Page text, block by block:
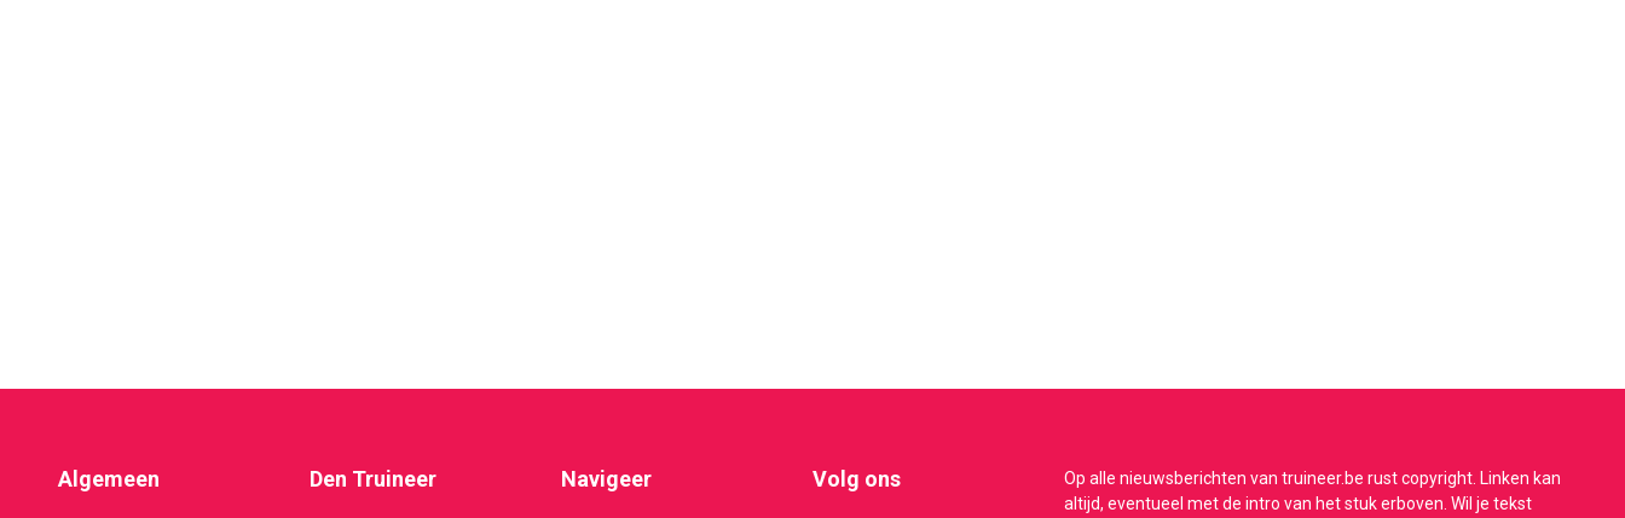
Algemeen Den Truineer Navigeer Volg ons
Op alle nieuwsberichten van truineer.be rust copyright. Linken kan
altijd, eventueel met de intro van het stuk erboven. Wil je tekst